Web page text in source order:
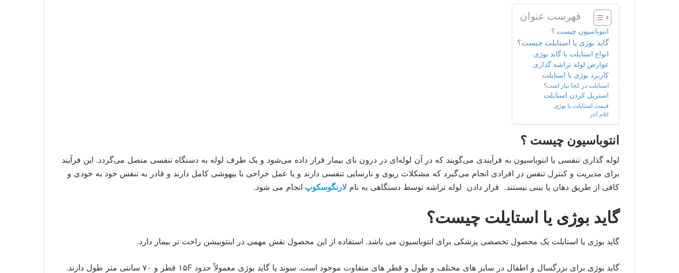
فهرست عنوان
انتوباسیون چیست ؟
گاید بوژی یا استایلت چیست؟
انواع استایلت یا گاید بوژی
عوارض لوله تراشه گذاری
کاربرد بوژی یا استایلت
استایلت در کجا نیاز است؟
استریل کردن استایلت
قیمت استایلت یا بوژی
کلام آخر
انتوباسیون چیست ؟
لوله گذاری تنفسی یا انتوباسیون به فرآیندی می‌گویند که در آن لوله‌ای در درون نای بیمار قرار داده می‌شود و یک طرف لوله به دستگاه تنفسی متصل می‌گردد. این فرآیند
برای مدیریت و کنترل تنفس در افرادی انجام می‌گیرد که مشکلات ریوی و نارسایی تنفسی دارند و یا عمل جراحی با بیهوشی کامل دارند و قادر به تنفس خود به خودی و
کافی از طریق دهان یا بینی نیستند. قرار دادن لوله تراشه توسط دستگاهی به نام لارنگوسکوپ انجام می شود.
گاید بوژی یا استایلت چیست؟
گاید بوژی یا استایلت یک محصول تخصصی پزشکی برای انتوباسیون می باشد. استفاده از این محصول نقش مهمی در اینتوبیشن راحت تر بیمار دارد.
گاید بوژی برای بزرگسال و اطفال در سایز های مختلف و طول و قطر های متفاوت موجود است. سوند یا گاید بوژی معمولاً حدود ۱۵F قطر و ۷۰ سانتی متر طول دارند.